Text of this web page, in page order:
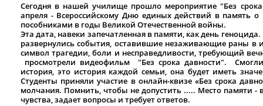
Сегодня в нашей училище прошло мероприятие "Без
апреля - Всероссийскому Дню единых действий в память
пособниками в годы Великой Отечественной войны.
Эта дата, навеки запечатленная в памяти, как день
развернулись события, оставившие незаживающие раны в
символ трагедии, боли и несправедливости, требующий
просмотрели видеофильм "Без срока давности".
история, это история каждой семьи, она будет иметь
Студенты приняли участие в онлайн-квизе «Без срока
молчания. Помнить, чтобы не допустить ..... Место памяти -
чувства, задает вопросы и требует ответов.